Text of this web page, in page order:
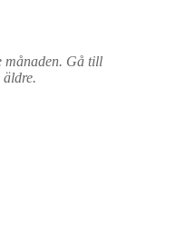
månaden. Gå till